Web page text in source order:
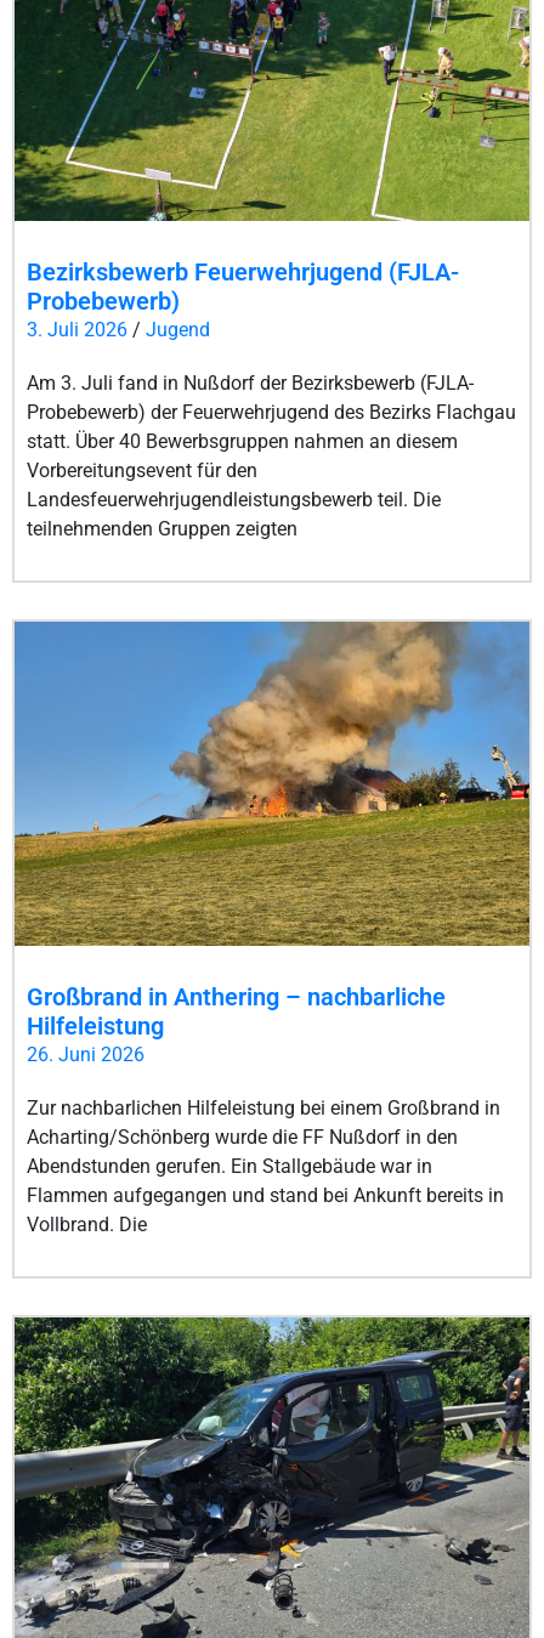
Bezirksbewerb Feuerwehrjugend (FJLA-
Probebewerb)
3. Juli 2026 / Jugend
Am 3. Juli fand in Nußdorf der Bezirksbewerb (FJLA-
Probebewerb) der Feuerwehrjugend des Bezirks Flachgau
statt. Über 40 Bewerbsgruppen nahmen an diesem
Vorbereitungsevent für den
Landesfeuerwehrjugendleistungsbewerb teil. Die
teilnehmenden Gruppen zeigten
Großbrand in Anthering – nachbarliche
Hilfeleistung
26. Juni 2026
Zur nachbarlichen Hilfeleistung bei einem Großbrand in
Acharting/Schönberg wurde die FF Nußdorf in den
Abendstunden gerufen. Ein Stallgebäude war in
Flammen aufgegangen und stand bei Ankunft bereits in
Vollbrand. Die